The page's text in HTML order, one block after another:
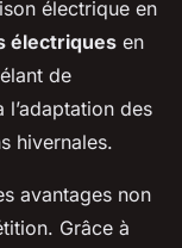
électrique en
électriques en
de
des
hivernales.
avantages non
Grâce à